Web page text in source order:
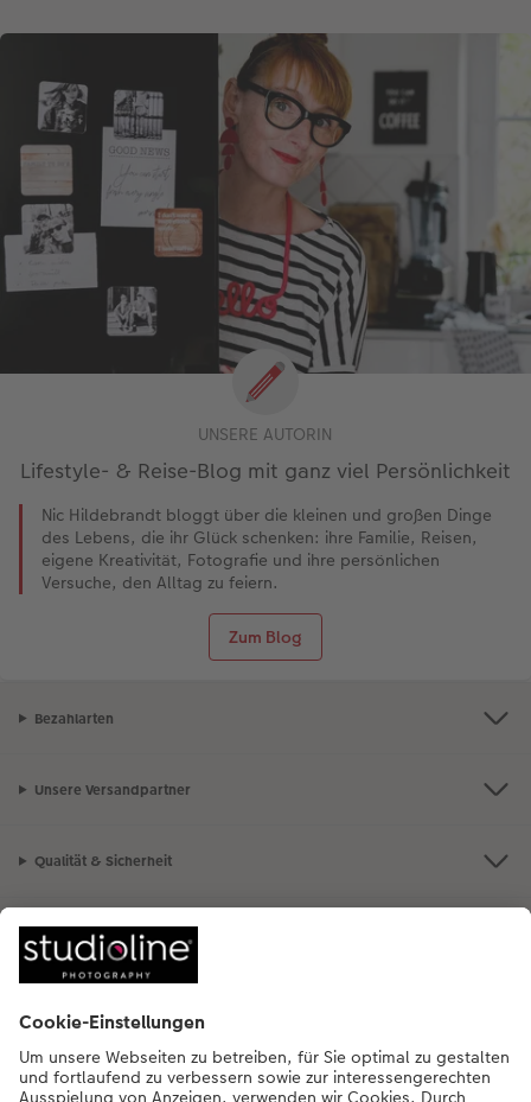
UNSERE AUTORIN
Lifestyle- & Reise-Blog mit ganz viel Persönlichkeit
Nic Hildebrandt bloggt über die kleinen und großen Dinge
des Lebens, die ihr Glück schenken: ihre Familie, Reisen,
eigene Kreativität, Fotografie und ihre persönlichen
Versuche, den Alltag zu feiern.
Zum Blog
Bezahlarten
Unsere Versandpartner
Qualität & Sicherheit
Nachhaltigkeit bei CEWE
Informationen